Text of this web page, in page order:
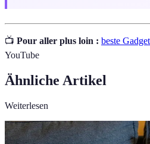
📺 Pour aller plus loin : beste
YouTube
Ähnliche Artikel
Weiterlesen